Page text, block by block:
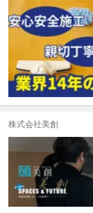
株式会社美創